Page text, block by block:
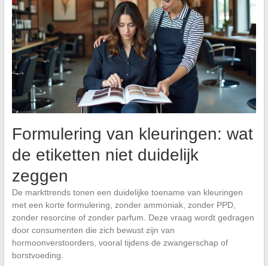
Formulering van kleuringen: wat
de etiketten niet duidelijk
zeggen
De markttrends tonen een duidelijke toename van kleuringen
met een korte formulering, zonder ammoniak, zonder PPD,
zonder resorcine of zonder parfum. Deze vraag wordt gedragen
door consumenten die zich bewust zijn van
hormoonverstoorders, vooral tijdens de zwangerschap of
borstvoeding.